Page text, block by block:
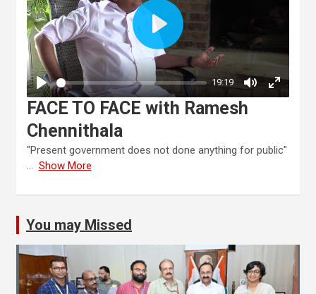
FACE TO FACE with Ramesh
Chennithala
"Present government does not done anything for public"
... Show More
You may Missed